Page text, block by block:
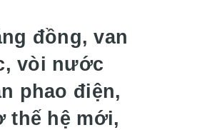
đồng, van
, vòi nước
phao điện,
thế hệ mới,